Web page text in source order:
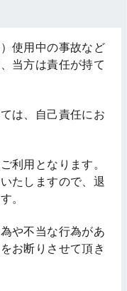
使用中の事故など
当方は責任が持て
は、自己責任にお
利用となります。
たしますので、退
。
や不当な行為があ
お断りさせて頂き